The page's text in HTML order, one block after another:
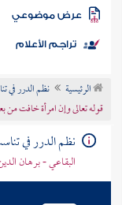
الكتب
موضوعي
تراجم الأعلام
الرئيسية نظم الدرر في
قوله تعالى وإن امرأة خافت من
نظم الدرر في
البقاعي - برهان